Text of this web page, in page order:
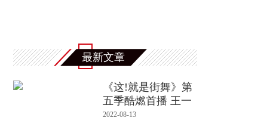
最新文章
《这!就是街舞》第
五季酷燃首播 王一
博韩庚
2022-08-13